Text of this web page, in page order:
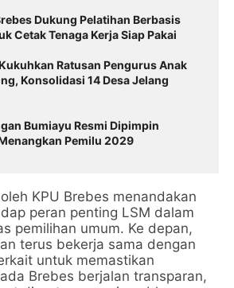
Dukung Pelatihan Berbasis
Cetak Tenaga Kerja Siap Pakai
Ratusan Pengurus Anak
Konsolidasi 14 Desa Jelang
Bumiayu Resmi Dipimpin
Pemilu 2029
KPU Brebes menandakan
peran penting LSM dalam
pemilihan umum. Ke depan,
terus bekerja sama dengan
untuk memastikan
Brebes berjalan transparan,